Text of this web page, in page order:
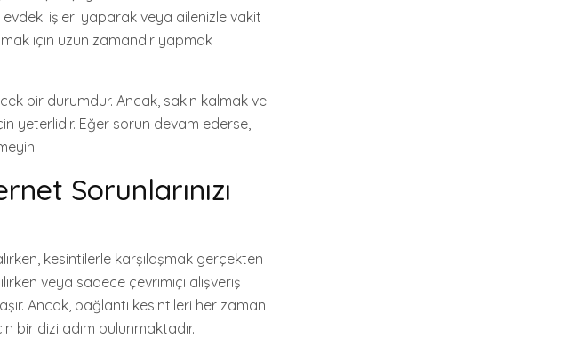
evdeki işleri yaparak veya ailenizle vakit
için uzun zamandır yapmak
bir durumdur. Ancak, sakin kalmak ve
yeterlidir. Eğer sorun devam ederse,
Sorunlarınızı
kesintilerle karşılaşmak gerçekten
veya sadece çevrimiçi alışveriş
Ancak, bağlantı kesintileri her zaman
bir dizi adım bulunmaktadır.